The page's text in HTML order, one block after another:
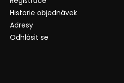
Historie objednávek
Adresy
Odhlásit se